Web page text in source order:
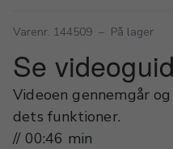
Varenr. 144509 – På lager
Se
Videoen gennemgår
dets funktioner.
// 00:46 min